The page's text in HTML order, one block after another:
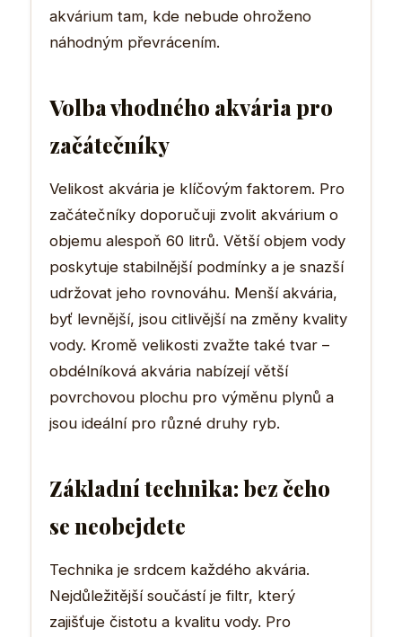
akvárium tam, kde nebude ohroženo
náhodným převrácením.
Volba vhodného akvária pro
začátečníky
Velikost akvária je klíčovým faktorem. Pro
začátečníky doporučuji zvolit akvárium o
objemu alespoň 60 litrů. Větší objem vody
poskytuje stabilnější podmínky a je snazší
udržovat jeho rovnováhu. Menší akvária,
byť levnější, jsou citlivější na změny kvality
vody. Kromě velikosti zvažte také tvar –
obdélníková akvária nabízejí větší
povrchovou plochu pro výměnu plynů a
jsou ideální pro různé druhy ryb.
Základní technika: bez čeho
se neobejdete
Technika je srdcem každého akvária.
Nejdůležitější součástí je filtr, který
zajišťuje čistotu a kvalitu vody. Pro